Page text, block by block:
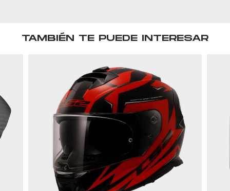
TAMBIÉN TE PUEDE INTERESAR